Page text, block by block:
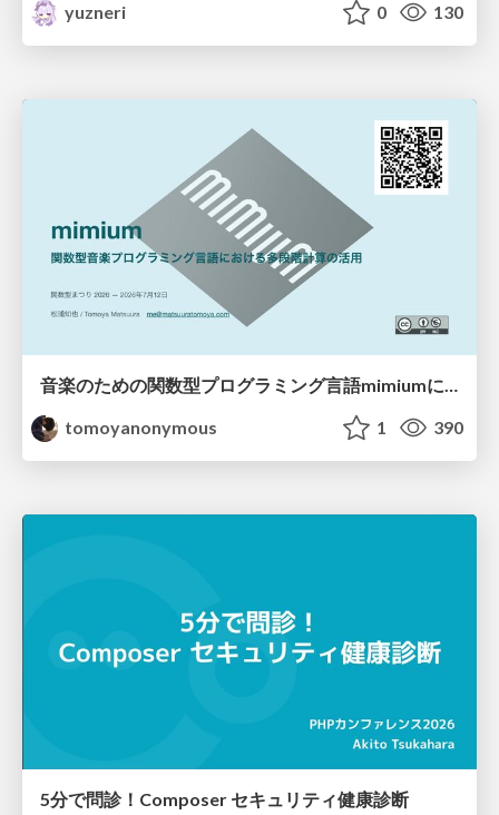
yuzneri
0 130
音楽のための関数型プログラミング言語mimiumにおける多段階計算の活用
tomoyanonymous
1 390
5分で問診！Composer セキュリティ健康診断